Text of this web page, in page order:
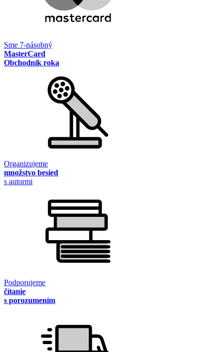
Sme 7-násobný
MasterCard
Obchodník roka
Organizujeme
množstvo besied
s autormi
Podporujeme
čítanie
s porozumením